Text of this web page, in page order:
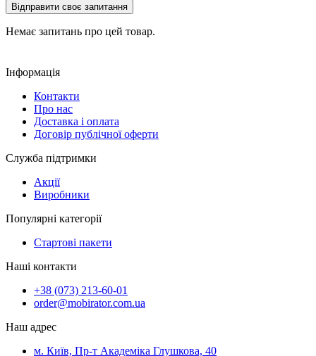
Відправити своє запитання
Немає запитань про цей товар.
Інформація
Контакти
Про нас
Доставка і оплата
Договір публічної оферти
Служба підтримки
Акції
Виробники
Популярні категорії
Стартові пакети
Наші контакти
+38 (073) 213-60-01
order@mobirator.com.ua
Наш адрес
м. Київ, Пр-т Академіка Глушкова, 40